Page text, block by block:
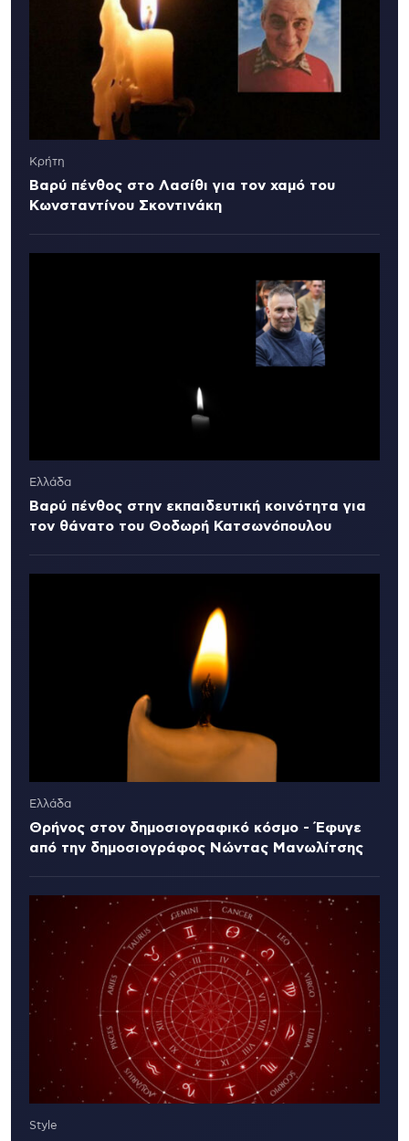
Κρήτη
Βαρύ πένθος στο Λασίθι για τον χαμό του
Κωνσταντίνου Σκοντινάκη
Ελλάδα
Βαρύ πένθος στην εκπαιδευτική κοινότητα για
τον θάνατο του Θοδωρή Κατσωνόπουλου
Ελλάδα
Θρήνος στον δημοσιογραφικό κόσμο - Έφυγε
από την δημοσιογράφος Νώντας Μανωλίτσης
Style